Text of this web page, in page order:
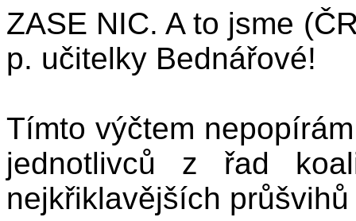
ZASE NIC. A to jsme
p. učitelky Bednářové!
Tímto výčtem
jednotlivců z řad
nejkřiklavějších